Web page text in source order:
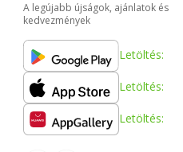
A legújabb újságok, ajánlatok és
kedvezmények
Letöltés:
Letöltés:
Letöltés: